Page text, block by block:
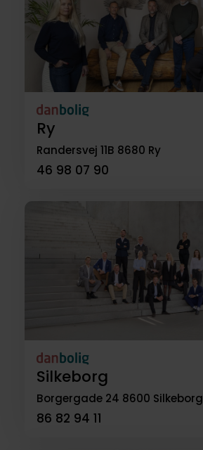
Ry
Randersvej 11B 8680 Ry
46 98 07 90
Silkeborg
Borgergade 24 8600 Silkeborg
86 82 94 11